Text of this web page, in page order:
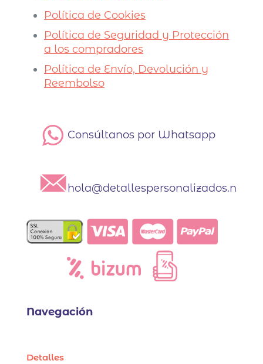
Política de Cookies
Política de Seguridad y Protección
a los compradores
Política de Envío, Devolución y
Reembolso
Consúltanos por Whatsapp
hola@detallespersonalizados.net
Navegación
Detalles